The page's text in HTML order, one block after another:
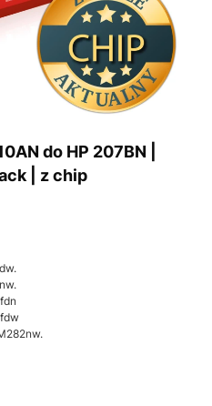
do HP 207BN |
| z chip